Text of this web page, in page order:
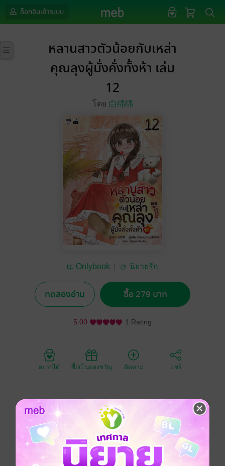
ล็อกอินเข้าระบบ
หลานสาวตัวน้อยกับเหล่า
คุณลุงผู้มั่งคั่งทั้งห้า เล่ม
12
โดย 白绵绵
Onlybook นิยายรัก
ทดลองอ่าน ซื้อ 279 บาท
5.00 1 Rating
อยากได้ ซื้อเป็นของขวัญ ติดตาม แชร์
วิญญาณสาวจากศตวรรษที่ 21 ทะลุเข้ามาในร่างของเด็ก
หญิงถังโย่วโย่ว ตลอดชีวิตของหนูน้อยมีแม่เพียงคนเดียวที่
คอยดูแล แต่ตอนนี้ถังโย่วโย่วไม่มีแม่แล้ว ดังนั้น เด็กหญิง
จึงต้องอยู่ในการดูแลของเหล่าคุณลุงทั้ง 5 คน เดี๋ยวนะ
แล้วเธอมีคุณลุงตั้งแต่เมื่อไหร่ แถมแต่ละคนก็ช่าง รวย!
หล่อ! มีอำนาจ! พวกเขาต้องมาเลี้ยงดูเธอต่อจากนี้หรือ?